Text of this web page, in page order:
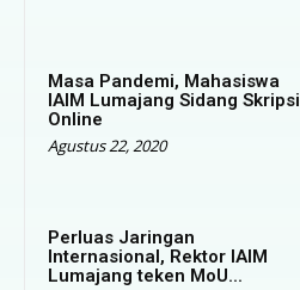
Masa Pandemi, Mahasiswa
IAIM Lumajang Sidang Skripsi
Online
Agustus 22, 2020
Perluas Jaringan
Internasional, Rektor IAIM
Lumajang teken MoU...